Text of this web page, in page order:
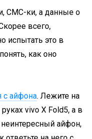
СМС-ки, а данные о
всего,
испытать это в
как оно
с айфона. Лежите на
vivo X Fold5, а в
айфон,